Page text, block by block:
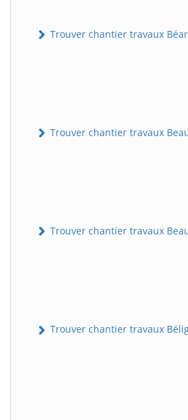
Trouver chantier travaux
Trouver chantier travaux
Trouver chantier travaux
Trouver chantier travaux